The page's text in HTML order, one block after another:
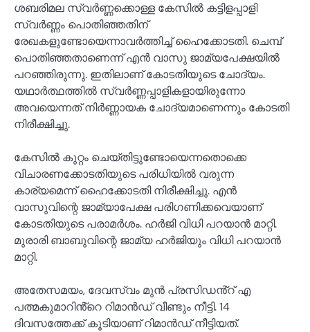
ശബരിമല സ്വർണ്ണക്കൊള്ള കേസില്‍ കട്ടിളപ്പാളി
സ്വർണ്ണം പൊതിഞ്ഞതിന്
രേഖകളുണ്ടോയെന്നാവർത്തിച്ച് ഹൈക്കോടതി. ചെമ്പ്
പൊതിഞ്ഞതാണെന്ന് എൻ വാസു ജാമ്യപേക്ഷയിൽ
പറഞ്ഞിരുന്നു. ഇതിലാണ് കോടതിയുടെ ചോദ്യം.
യഥാർത്ഥത്തിൽ സ്വർണ്ണപ്പാളികളായിരുന്നോ
അവയെന്നത് നിർണ്ണായക ചോദ്യമാണെന്നും കോടതി
നിരീക്ഷിച്ചു.
കേസില്‍ കുറ്റം ചെയ്തിട്ടുണ്ടോയെന്നതൊക്കെ
വിചാരണക്കോടതിയുടെ പരിധിയിൽ വരുന്ന
കാര്യമെന്ന് ഹൈക്കോടതി നിരീക്ഷിച്ചു. എൻ
വാസുവിന്റെ ജാമ്യാപേക്ഷ പരിഗണിക്കവെയാണ്
കോടതിയുടെ പരാമർശം. ഹർജി വിധി പറയാൻ മാറ്റി.
മുരാരി ബാബുവിന്റെ ജാമ്യ ഹർജിയും വിധി പറയാൻ
മാറ്റി.
അതേസമയം, ദേവസ്വം മുൻ പ്രസിഡൻ്റ് എ
പത്മകുമാറിൻ്റെ റിമാൻഡ് വീണ്ടും നീട്ടി. 14
ദിവസത്തേക്ക് കൂടിയാണ് റിമാൻഡ് നീട്ടിയത്.